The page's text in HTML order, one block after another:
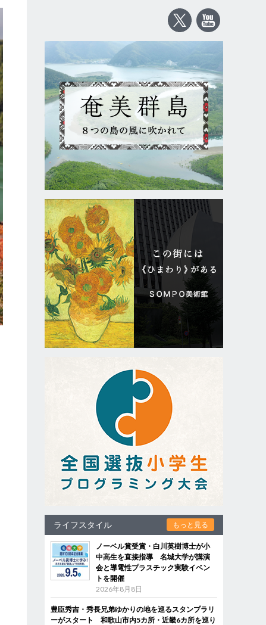
ライフスタイル もっと見る
ノーベル賞受賞・白川英樹博士が小
中高生を直接指導 名城大学が講演
会と導電性プラスチック実験イベン
トを開催
2026年8月8日
豊臣秀吉・秀長兄弟ゆかりの地を巡るスタンプラリ
ーがスタート 和歌山市内5カ所・近畿6カ所を巡り